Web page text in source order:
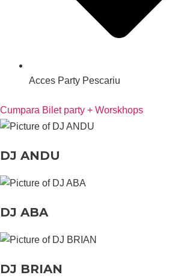
Acces Party Pescariu
Cumpara Bilet party + Worskhops
DJ ANDU
DJ ABA
DJ BRIAN